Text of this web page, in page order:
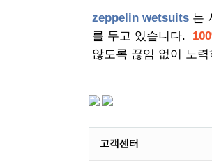
zeppelin wetsuits 는
를 두고 있습니다.
않도록 끊임 없이 노
고객센터